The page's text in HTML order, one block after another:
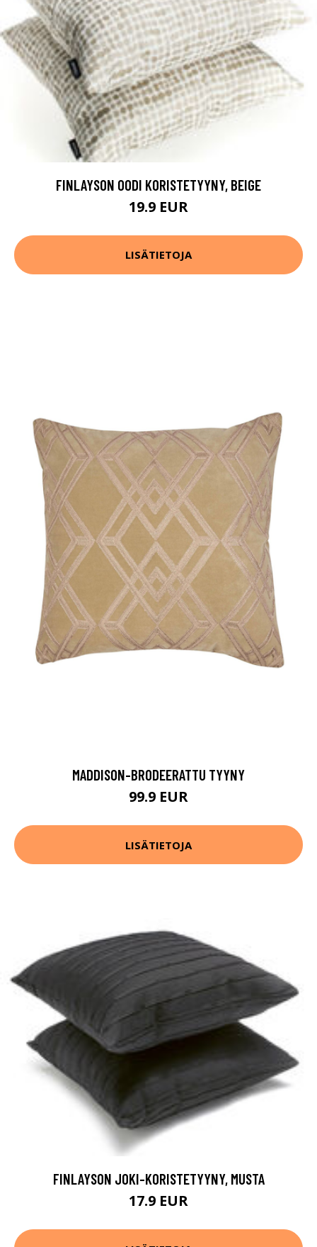
FINLAYSON OODI KORISTETYYNY, BEIGE
19.9 EUR
LISÄTIETOJA
MADDISON-BRODEERATTU TYYNY
99.9 EUR
LISÄTIETOJA
FINLAYSON JOKI-KORISTETYYNY, MUSTA
17.9 EUR